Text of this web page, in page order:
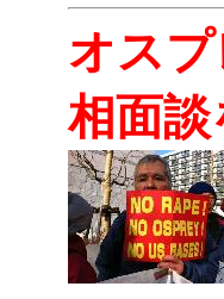
オス
相面